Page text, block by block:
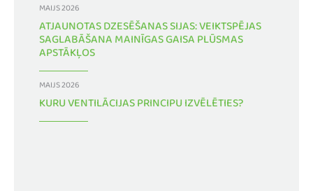
MAIJS 2026
ATJAUNOTAS DZESĒŠANAS SIJAS: VEIKTSPĒJAS
SAGLABĀŠANA MAINĪGAS GAISA PLŪSMAS
APSTĀKĻOS
MAIJS 2026
KURU VENTILĀCIJAS PRINCIPU IZVĒLĒTIES?